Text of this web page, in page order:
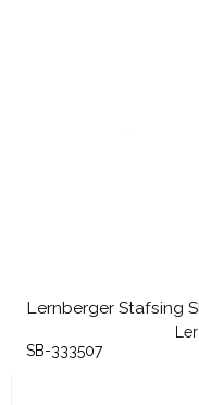
Lernberger Stafsing
SB-333507